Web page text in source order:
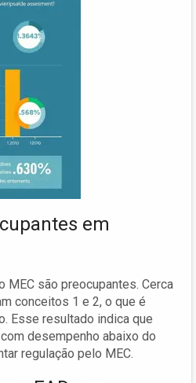
em
são preocupantes. Cerca
conceitos 1 e 2, o que é
Esse resultado indica que
desempenho abaixo do
regulação pelo MEC.